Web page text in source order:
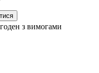
з вимогами